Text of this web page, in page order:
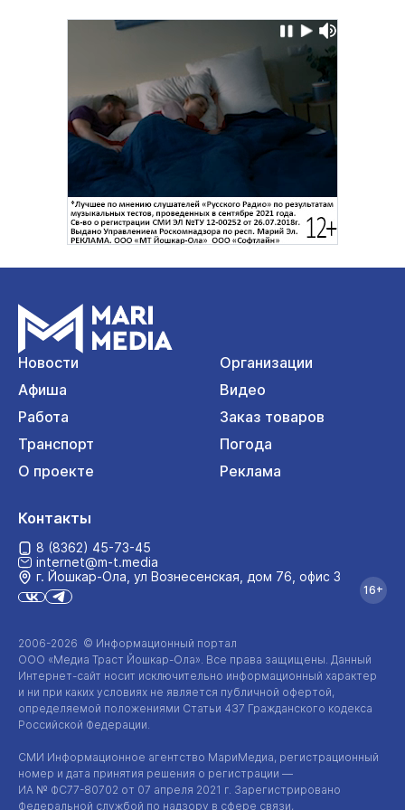
Новости
Организации
Афиша
Видео
Работа
Заказ товаров
Транспорт
Погода
О проекте
Реклама
2006-2026 © Информационный портал
ООО «Медиа Траст Йошкар-Ола». Все права защищены. Данный
Интернет-сайт носит исключительно информационный характер
и ни при каких условиях не является публичной офертой,
определяемой положениями Статьи 437 Гражданского кодекса
Российской Федерации.
СМИ Информационное агентство МариМедиа, регистрационный
номер и дата принятия решения о регистрации —
ИА № ФС77-80702 от 07 апреля 2021 г. Зарегистрировано
Федеральной службой по надзору в сфере связи,
Контакты
8 (8362) 45-73-45
internet@m-t.media
г. Йошкар‑Ола, ул Вознесенская, дом 76, офис 3
16+